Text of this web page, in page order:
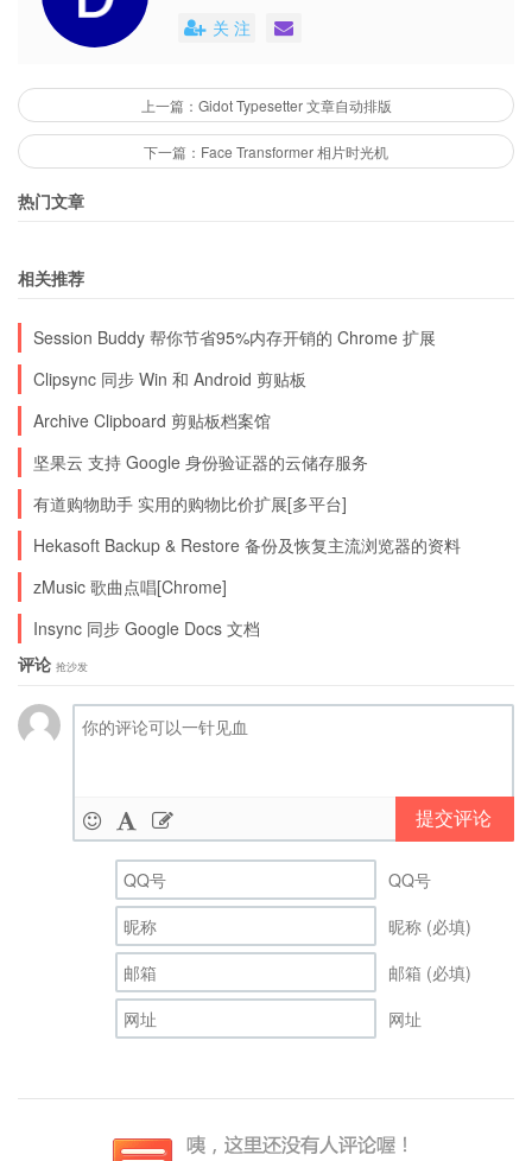
关 注
上一篇：Gidot Typesetter 文章自动排版
下一篇：Face Transformer 相片时光机
热门文章
相关推荐
Session Buddy 帮你节省95%内存开销的 Chrome 扩展
Clipsync 同步 Win 和 Android 剪贴板
Archive Clipboard 剪贴板档案馆
坚果云 支持 Google 身份验证器的云储存服务
有道购物助手 实用的购物比价扩展[多平台]
Hekasoft Backup & Restore 备份及恢复主流浏览器的资料
zMusic 歌曲点唱[Chrome]
Insync 同步 Google Docs 文档
评论 抢沙发
提交评论
QQ号
昵称 (必填)
邮箱 (必填)
网址